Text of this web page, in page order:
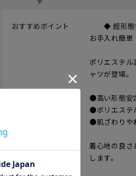
おすすめポイント
◆ 超形態
お手入れ簡単
ポリエステル
ャツが登場。
●高い形態安
●ポリエステ
●肌ざわりや
着心地の良さ
します。